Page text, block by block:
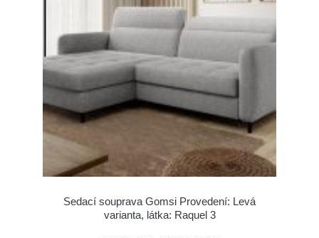
Sedací souprava Gomsi Provedení: Levá
varianta, látka: Raquel 3